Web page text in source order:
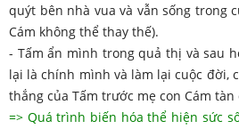
quýt bên nhà vua và vẫn sống trong
Cám không thể thay thế).
- Tấm ẩn mình trong quả thị và sau
lại là chính mình và làm lại cuộc đời,
thắng của Tấm trước mẹ con Cám tàn
=> Quá trình biến hóa thể hiện sức